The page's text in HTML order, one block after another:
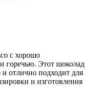
с хорошо
горечью. Этот шоколад
и отлично подходит для
и изготовления